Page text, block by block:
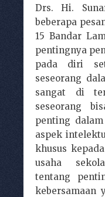
Drs. Hi.
beberapa
15 Bandar
pentingnya
pada diri
seseorang
sangat di
seseorang
penting
aspek
khusus
usaha
tentang
kebersamaan